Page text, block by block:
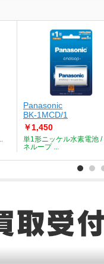
Panasonic
BK-1MCD/1
￥1,450
単1形ニッケル水素電池 /
ネループ ...